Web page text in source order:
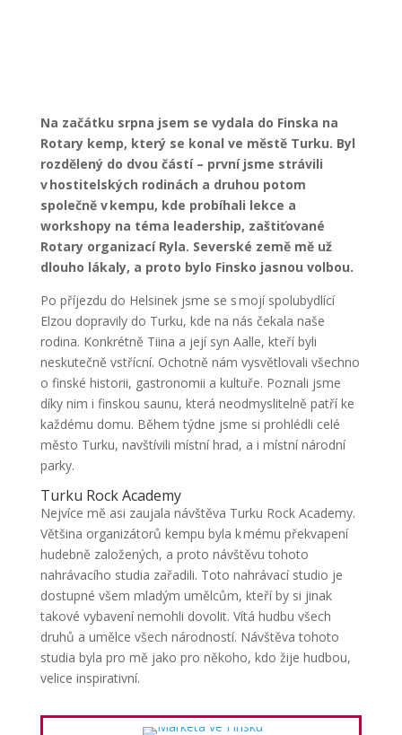
Na začátku srpna jsem se vydala do Finska na
Rotary kemp, který se konal ve městě Turku. Byl
rozdělený do dvou částí – první jsme strávili
v hostitelských rodinách a druhou potom
společně v kempu, kde probíhali lekce a
workshopy na téma leadership, zaštiťované
Rotary organizací Ryla. Severské země mě už
dlouho lákaly, a proto bylo Finsko jasnou volbou.
Po příjezdu do Helsinek jsme se s mojí spolubydlící
Elzou dopravily do Turku, kde na nás čekala naše
rodina. Konkrétně Tiina a její syn Aalle, kteří byli
neskutečně vstřícní. Ochotně nám vysvětlovali všechno
o finské historii, gastronomii a kultuře. Poznali jsme
díky nim i finskou saunu, která neodmyslitelně patří ke
každému domu. Během týdne jsme si prohlédli celé
město Turku, navštívili místní hrad, a i místní národní
parky.
Turku Rock Academy
Nejvíce mě asi zaujala návštěva Turku Rock Academy.
Většina organizátorů kempu byla k mému překvapení
hudebně založených, a proto návštěvu tohoto
nahrávacího studia zařadili. Toto nahrávací studio je
dostupné všem mladým umělcům, kteří by si jinak
takové vybavení nemohli dovolit. Vítá hudbu všech
druhů a umělce všech národností. Návštěva tohoto
studia byla pro mě jako pro někoho, kdo žije hudbou,
velice inspirativní.